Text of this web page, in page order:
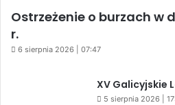
Ostrzeżenie o burzach w
r.
6 sierpnia 2026 | 07:47
XV Galicyjskie
5 sierpnia 2026 |